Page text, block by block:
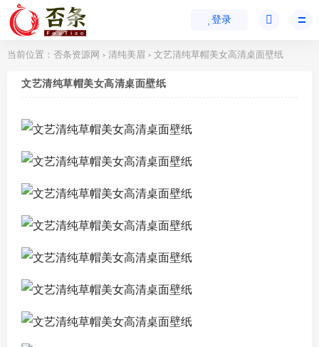
登录
当前位置： 否条资源网 > 清纯美眉 > 文艺清纯草帽美女高清桌面壁纸
文艺清纯草帽美女高清桌面壁纸